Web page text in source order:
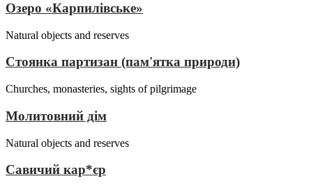
Озеро «Карпилівське»
Natural objects and reserves
Стоянка партизан (пам'ятка природи)
Churches, monasteries, sights of pilgrimage
Молитовний дім
Natural objects and reserves
Савичий кар*єр